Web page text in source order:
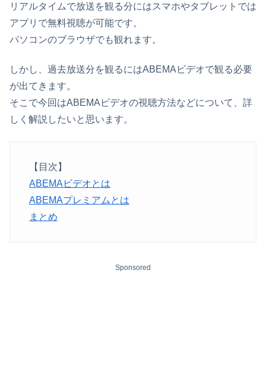
リアルタイムで放送を観る分にはスマホやタブレットでは
アプリで無料視聴が可能です。
パソコンのブラウザでも観れます。
しかし、過去放送分を観るにはABEMAビデオで観る必要
が出てきます。
そこで今回はABEMAビデオの視聴方法などについて、詳
しく解説したいと思います。
【目次】
ABEMAビデオとは
ABEMAプレミアムとは
まとめ
Sponsored